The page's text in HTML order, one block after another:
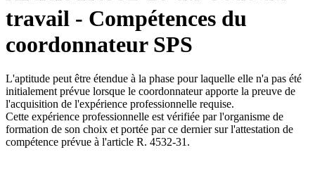
travail - Compétences du
coordonnateur SPS
L'aptitude peut être étendue à la phase pour laquelle elle n'a pas été
initialement prévue lorsque le coordonnateur apporte la preuve de
l'acquisition de l'expérience professionnelle requise.
Cette expérience professionnelle est vérifiée par l'organisme de
formation de son choix et portée par ce dernier sur l'attestation de
compétence prévue à l'article R. 4532-31.